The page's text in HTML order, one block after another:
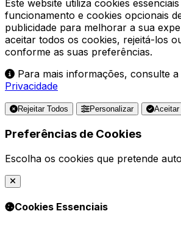
Este website utiliza cookies
funcionamento e cookies opcionais
publicidade para melhorar a sua
aceitar todos os cookies, rejeitá-los
conforme as suas preferências.
Para mais informações, consulte a
Privacidade
Rejeitar Todos Personalizar Aceitar
Preferências de Cookies
Escolha os cookies que pretende
Cookies Essenciais